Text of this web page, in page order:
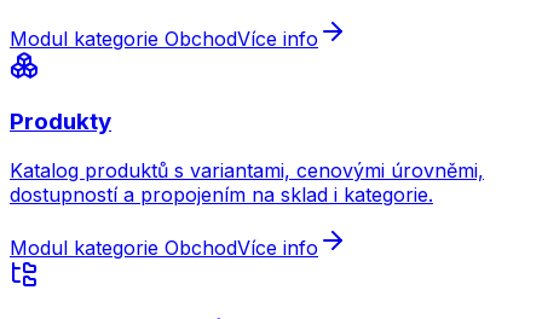
Modul kategorie ObchodVíce info
Produkty
Katalog produktů s variantami, cenovými úrovněmi,
dostupností a propojením na sklad i kategorie.
Modul kategorie ObchodVíce info